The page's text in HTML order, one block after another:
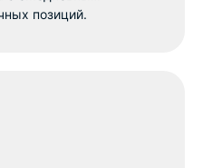
позиций.